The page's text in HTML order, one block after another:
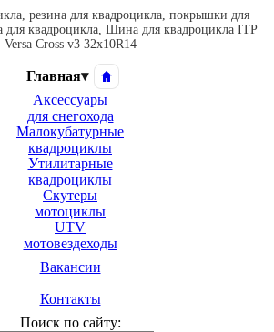
резина для квадроцикла, покрышки для
для квадроцикла, Шина для квадроцикла ITP
Versa Cross v3 32x10R14
Главная▾
Аксессуары
для снегохода
Малокубатурные
квадроциклы
Утилитарные
квадроциклы
Скутеры
мотоциклы
UTV
мотовездеходы
Вакансии
Контакты
Поиск по сайту: